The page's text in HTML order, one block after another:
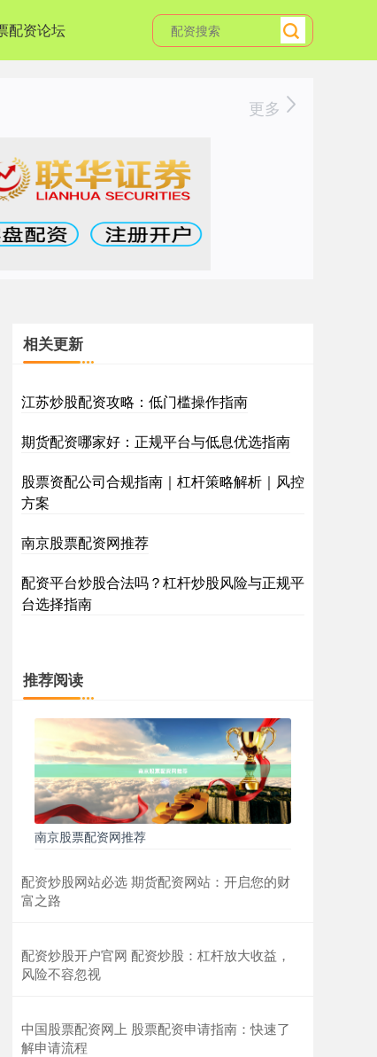
配资论坛
更多
相关更新
江苏炒股配资攻略：低门槛操作指南
期货配资哪家好：正规平台与低息优选指南
股票资配公司合规指南｜杠杆策略解析｜风控
方案
南京股票配资网推荐
配资平台炒股合法吗？杠杆炒股风险与正规平
台选择指南
推荐阅读
南京股票配资网推荐
配资炒股网站必选 期货配资网站：开启您的财
富之路
配资炒股开户官网 配资炒股：杠杆放大收益，
风险不容忽视
中国股票配资网上 股票配资申请指南：快速了
解申请流程